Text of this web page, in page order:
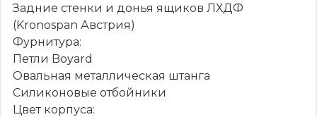
Задние стенки и донья ящиков ЛХДФ
(Kronospan Австрия)
Фурнитура:
Петли Boyard
Овальная металлическая штанга
Силиконовые отбойники
Цвет корпуса: